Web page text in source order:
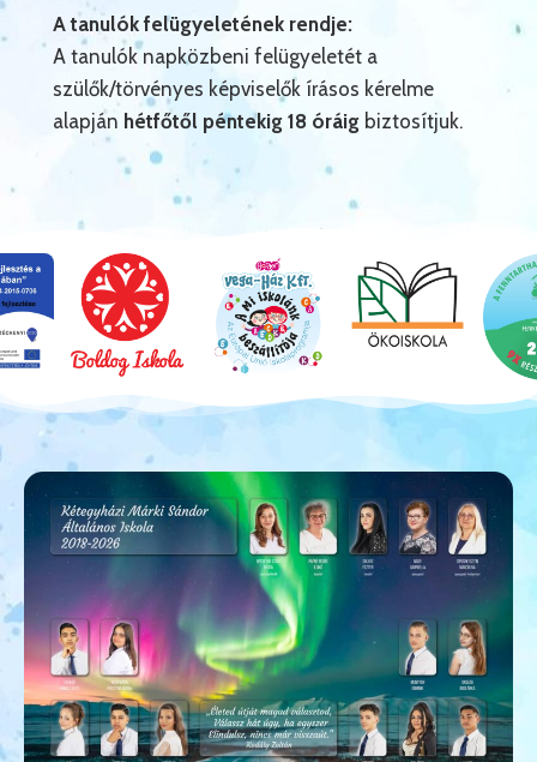
A tanulók felügyeletének rendje:
A tanulók napközbeni felügyeletét a
szülők/törvényes képviselők írásos kérelme
alapján hétfőtől péntekig 18 óráig biztosítjuk.